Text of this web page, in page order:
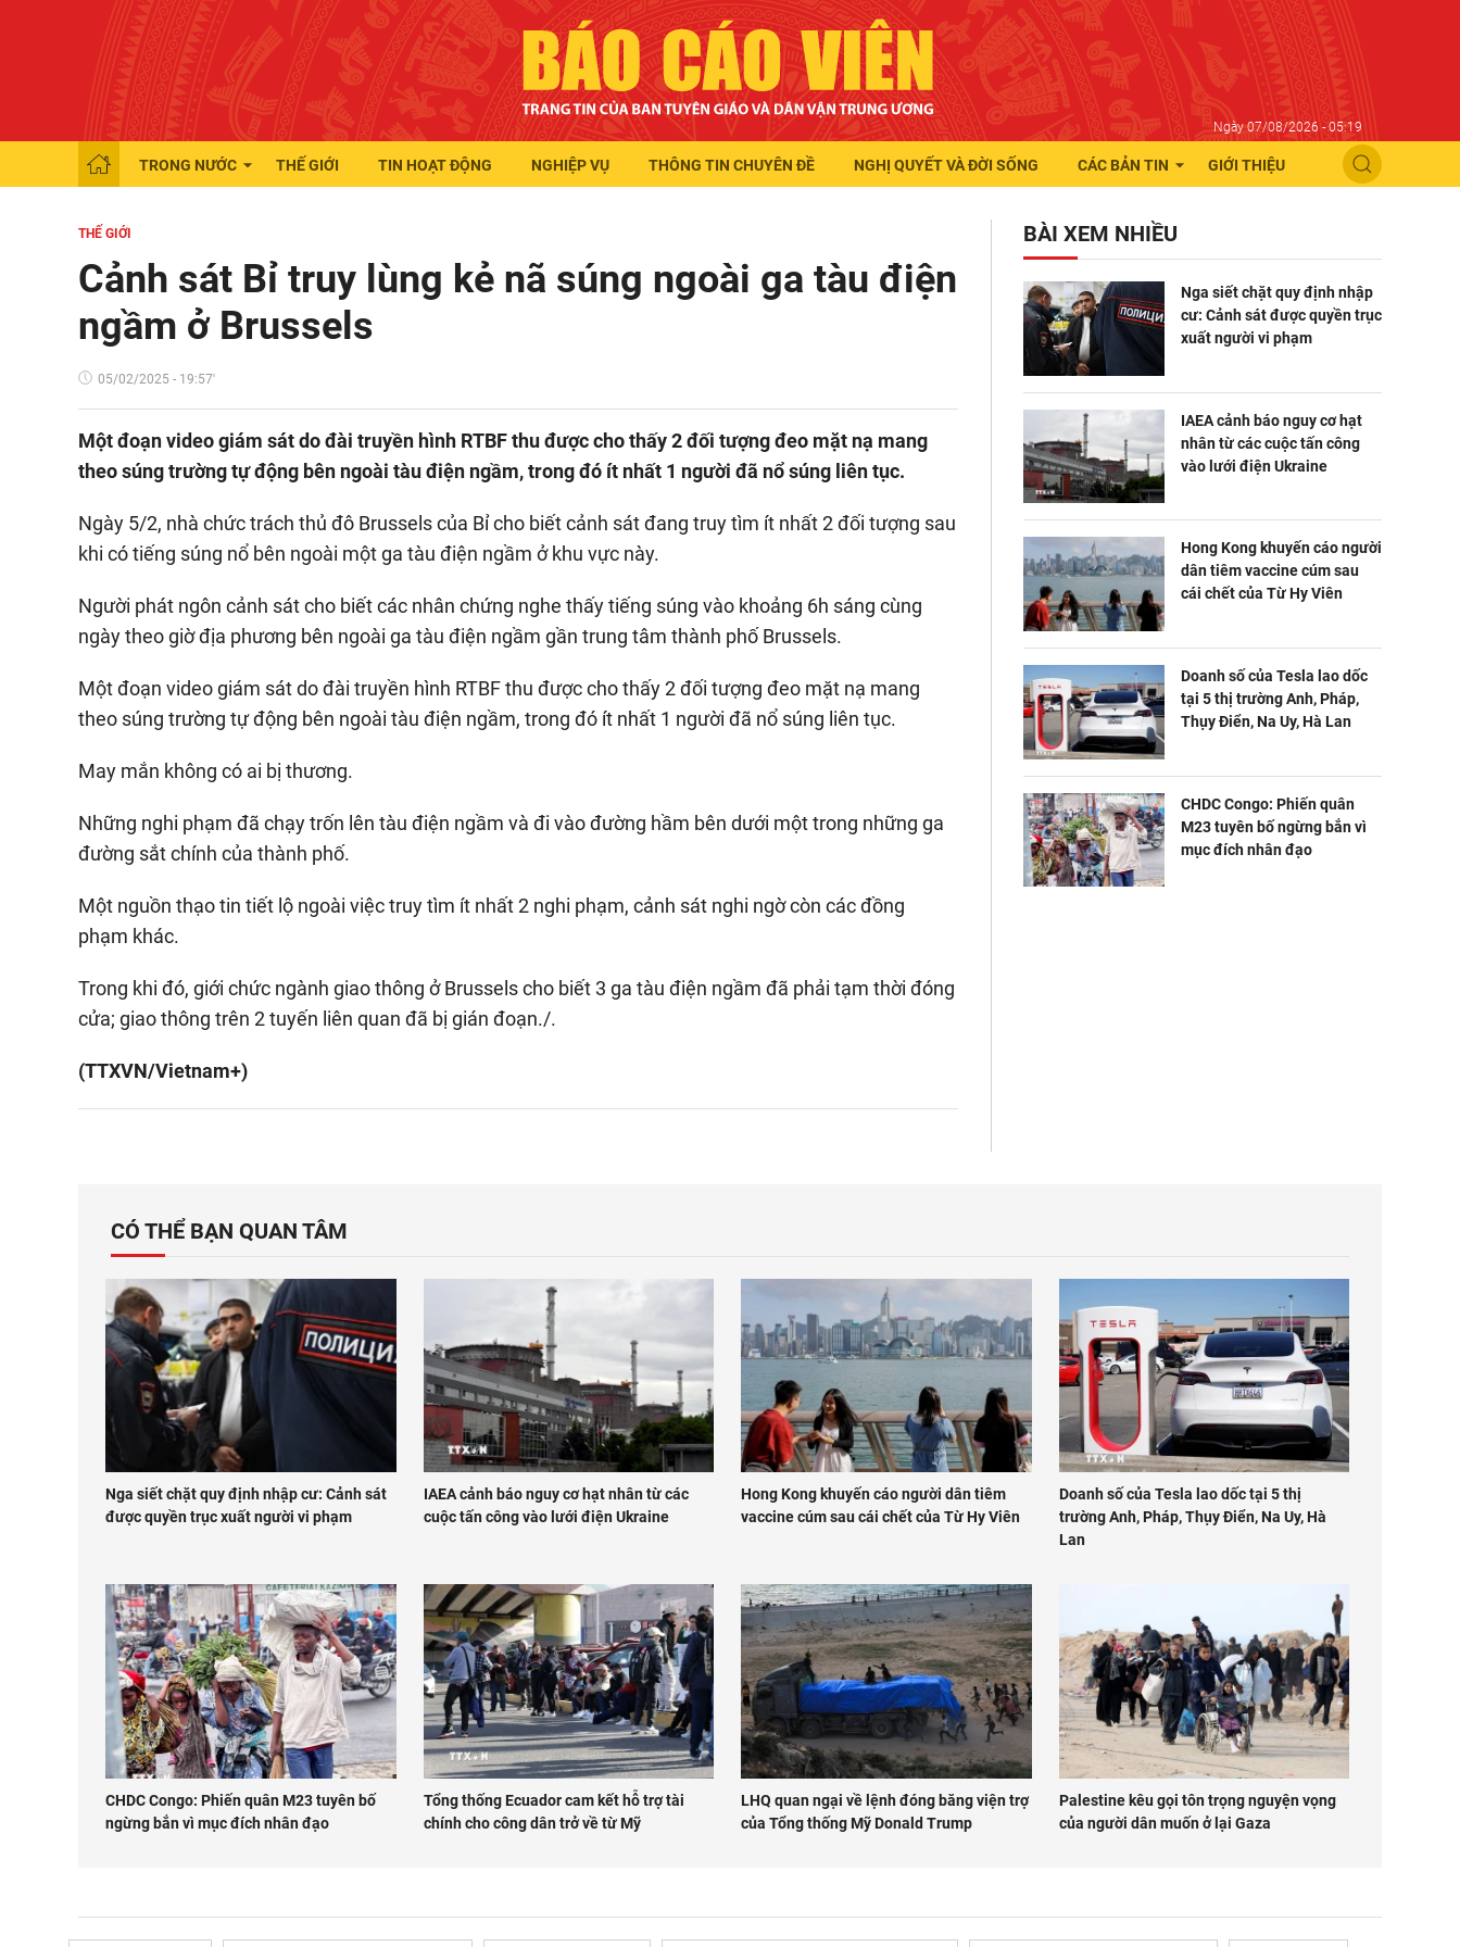
Ngày 07/08/2026 - 05:19
TRONG NƯỚC THẾ GIỚI TIN HOẠT ĐỘNG NGHIỆP VỤ THÔNG TIN CHUYÊN ĐỀ NGHỊ QUYẾT VÀ ĐỜI SỐNG CÁC BẢN TIN GIỚI THIỆU
THẾ GIỚI
Cảnh sát Bỉ truy lùng kẻ nã súng ngoài ga tàu điện
ngầm ở Brussels
05/02/2025 - 19:57'
Một đoạn video giám sát do đài truyền hình RTBF thu được cho thấy 2 đối tượng đeo mặt nạ mang
theo súng trường tự động bên ngoài tàu điện ngầm, trong đó ít nhất 1 người đã nổ súng liên tục.
Ngày 5/2, nhà chức trách thủ đô Brussels của Bỉ cho biết cảnh sát đang truy tìm ít nhất 2 đối tượng sau
khi có tiếng súng nổ bên ngoài một ga tàu điện ngầm ở khu vực này.
Người phát ngôn cảnh sát cho biết các nhân chứng nghe thấy tiếng súng vào khoảng 6h sáng cùng
ngày theo giờ địa phương bên ngoài ga tàu điện ngầm gần trung tâm thành phố Brussels.
Một đoạn video giám sát do đài truyền hình RTBF thu được cho thấy 2 đối tượng đeo mặt nạ mang
theo súng trường tự động bên ngoài tàu điện ngầm, trong đó ít nhất 1 người đã nổ súng liên tục.
May mắn không có ai bị thương.
Những nghi phạm đã chạy trốn lên tàu điện ngầm và đi vào đường hầm bên dưới một trong những ga
đường sắt chính của thành phố.
Một nguồn thạo tin tiết lộ ngoài việc truy tìm ít nhất 2 nghi phạm, cảnh sát nghi ngờ còn các đồng
phạm khác.
Trong khi đó, giới chức ngành giao thông ở Brussels cho biết 3 ga tàu điện ngầm đã phải tạm thời đóng
cửa; giao thông trên 2 tuyến liên quan đã bị gián đoạn./.
(TTXVN/Vietnam+)
BÀI XEM NHIỀU
Nga siết chặt quy định nhập
cư: Cảnh sát được quyền trục
xuất người vi phạm
IAEA cảnh báo nguy cơ hạt
nhân từ các cuộc tấn công
vào lưới điện Ukraine
Hong Kong khuyến cáo người
dân tiêm vaccine cúm sau
cái chết của Từ Hy Viên
Doanh số của Tesla lao dốc
tại 5 thị trường Anh, Pháp,
Thụy Điển, Na Uy, Hà Lan
CHDC Congo: Phiến quân
M23 tuyên bố ngừng bắn vì
mục đích nhân đạo
CÓ THỂ BẠN QUAN TÂM
Nga siết chặt quy định nhập cư: Cảnh sát
được quyền trục xuất người vi phạm
IAEA cảnh báo nguy cơ hạt nhân từ các
cuộc tấn công vào lưới điện Ukraine
Hong Kong khuyến cáo người dân tiêm
vaccine cúm sau cái chết của Từ Hy Viên
Doanh số của Tesla lao dốc tại 5 thị
trường Anh, Pháp, Thụy Điển, Na Uy, Hà
Lan
CHDC Congo: Phiến quân M23 tuyên bố
ngừng bắn vì mục đích nhân đạo
Tổng thống Ecuador cam kết hỗ trợ tài
chính cho công dân trở về từ Mỹ
LHQ quan ngại về lệnh đóng băng viện trợ
của Tổng thống Mỹ Donald Trump
Palestine kêu gọi tôn trọng nguyện vọng
của người dân muốn ở lại Gaza